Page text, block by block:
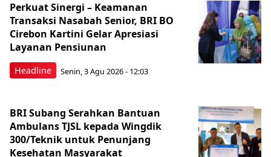
Headline
Perkuat Sinergi – Keamanan
Transaksi Nasabah Senior, BRI BO
Cirebon Kartini Gelar Apresiasi
Layanan Pensiunan
Senin, 3 Agu 2026 - 12:03
BRI Subang Serahkan Bantuan
Ambulans TJSL kepada Wingdik
300/Teknik untuk Penunjang
Kesehatan Masyarakat ​